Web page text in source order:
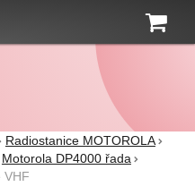
Radiostanice MOTOROLA
Motorola DP4000 řada
VHF